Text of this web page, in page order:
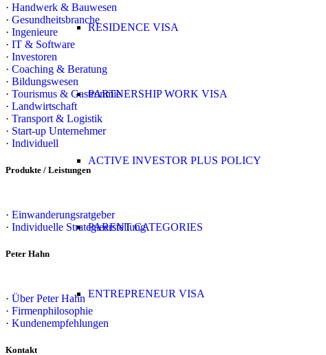
RESIDENCE VISA
PARTNERSHIP WORK VISA
ACTIVE INVESTOR PLUS POLICY
PARENT CATEGORIES
ENTREPRENEUR VISA
· Handwerk & Bauwesen
· Gesundheitsbranche
· Ingenieure
· IT & Software
· Investoren
· Coaching & Beratung
· Bildungswesen
· Tourismus & Gastronmie
· Landwirtschaft
· Transport & Logistik
· Start-up Unternehmer
· Individuell
Produkte / Leistungen
· Einwanderungsratgeber
· Individuelle Strategieerstellung
Peter Hahn
· Über Peter Hahn
· Firmenphilosophie
· Kundenempfehlungen
Kontakt